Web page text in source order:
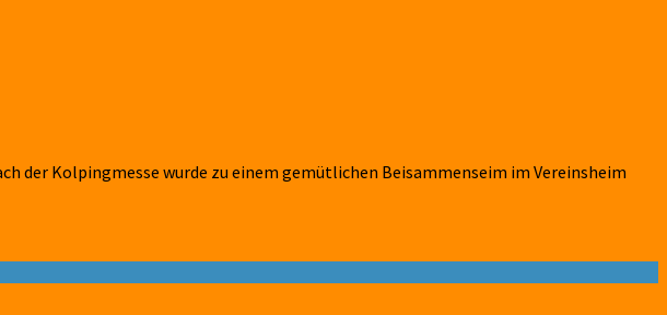
der Kolpingmesse wurde zu einem gemütlichen Beisammenseim im Vereinsheim